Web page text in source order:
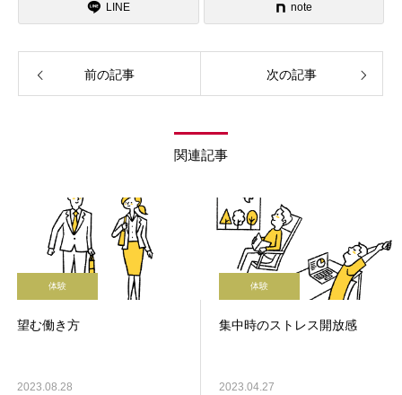
LINE note
前の記事 次の記事
関連記事
体験
望む働き方
2023.08.28
体験
集中時のストレス開放感
2023.04.27